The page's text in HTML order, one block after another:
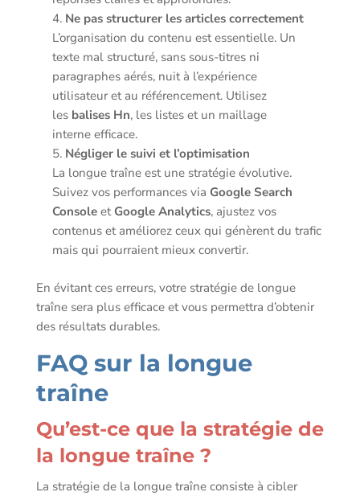
Ne pas structurer les articles correctement
L’organisation du contenu est essentielle. Un
texte mal structuré, sans sous-titres ni
paragraphes aérés, nuit à l’expérience
utilisateur et au référencement. Utilisez
les balises Hn, les listes et un maillage
interne efficace.
Négliger le suivi et l’optimisation
La longue traîne est une stratégie évolutive.
Suivez vos performances via Google Search
ConsoleetGoogle Analytics, ajustez vos
contenus et améliorez ceux qui génèrent du trafic
mais qui pourraient mieux convertir.
En évitant ces erreurs, votre stratégie de longue
traîne sera plus efficace et vous permettra d’obtenir
des résultats durables.
FAQ sur la longue
traîne
Qu’est-ce que la stratégie de
la longue traîne ?
La stratégie de la longue traîne consiste à cibler